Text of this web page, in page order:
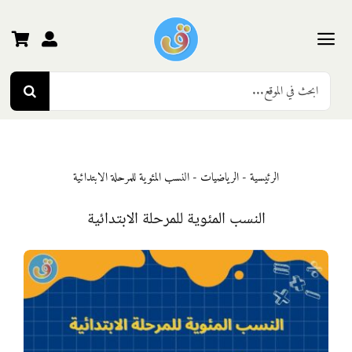
content
Toggle
Navigation
الرئيسية
المرحلة الثانية
المرحلة الثالثة
Search
for:
الرئيسية-الرياضيات -النسب المئوية للمرحلة الابتدائية
النسب المئوية للمرحلة الابتدائية